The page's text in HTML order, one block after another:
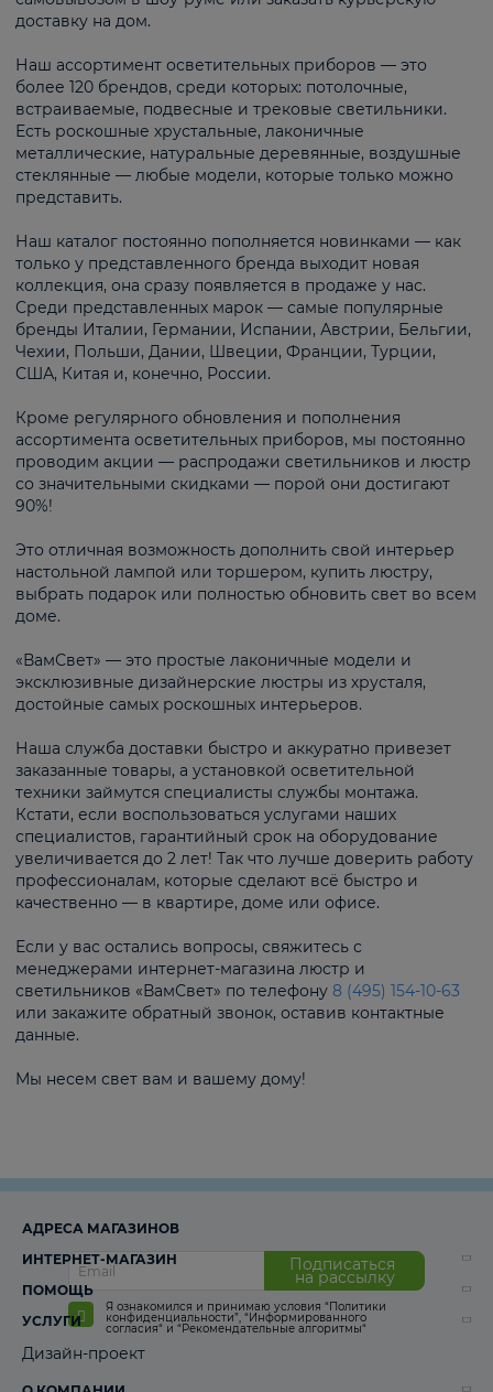
доставку на дом.
Наш ассортимент осветительных приборов — это
более 120 брендов, среди которых: потолочные,
встраиваемые, подвесные и трековые светильники.
Есть роскошные хрустальные, лаконичные
металлические, натуральные деревянные, воздушные
стеклянные — любые модели, которые только можно
представить.
Наш каталог постоянно пополняется новинками — как
только у представленного бренда выходит новая
коллекция, она сразу появляется в продаже у нас.
Среди представленных марок — самые популярные
бренды Италии, Германии, Испании, Австрии, Бельгии,
Чехии, Польши, Дании, Швеции, Франции, Турции,
США, Китая и, конечно, России.
Кроме регулярного обновления и пополнения
ассортимента осветительных приборов, мы постоянно
проводим акции — распродажи светильников и люстр
со значительными скидками — порой они достигают
90%!
Это отличная возможность дополнить свой интерьер
настольной лампой или торшером, купить люстру,
выбрать подарок или полностью обновить свет во всем
доме.
«ВамСвет» — это простые лаконичные модели и
эксклюзивные дизайнерские люстры из хрусталя,
достойные самых роскошных интерьеров.
Наша служба доставки быстро и аккуратно привезет
заказанные товары, а установкой осветительной
техники займутся специалисты службы монтажа.
Кстати, если воспользоваться услугами наших
специалистов, гарантийный срок на оборудование
увеличивается до 2 лет! Так что лучше доверить работу
профессионалам, которые сделают всё быстро и
качественно — в квартире, доме или офисе.
Если у вас остались вопросы, свяжитесь с
менеджерами интернет-магазина люстр и
светильников «ВамСвет» по телефону 8 (495) 154-10-63
или закажите обратный звонок, оставив контактные
данные.
Мы несем свет вам и вашему дому!
Подписаться
на рассылку
Я ознакомился и принимаю условия “Политики
конфиденциальности”, “Информированного
согласия“ и “Рекомендательные алгоритмы“
АДРЕСА МАГАЗИНОВ
ИНТЕРНЕТ-МАГАЗИН
ПОМОЩЬ
УСЛУГИ
Дизайн-проект